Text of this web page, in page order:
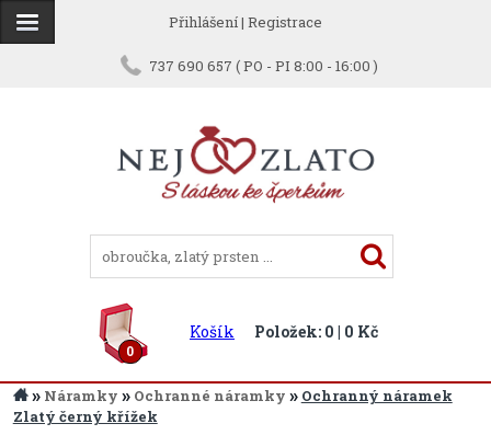
Přihlášení| Registrace
737 690 657 ( PO - PI 8:00 - 16:00 )
0
Košík Položek: 0 | 0 Kč
» Náramky » Ochranné náramky » Ochranný náramek
Zlatý černý křížek